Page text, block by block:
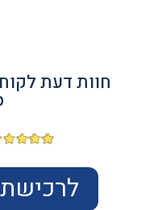
5.00
דירוגים
לקוחות